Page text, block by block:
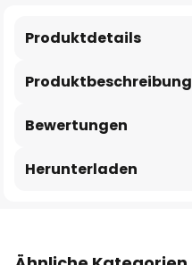
Produktbeschreibung
Produktdetails
Bewertungen
Herunterladen